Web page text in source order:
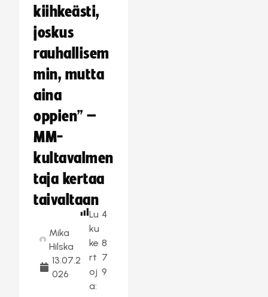
kiihkeästi,
joskus
rauhallisem
min, mutta
aina
oppien” –
MM-
kultavalmen
taja kertaa
taivaltaan
Mika
Hilska
13.07.2
026
Lu
ku
ke
rt
oj
a:
4
8
7
9